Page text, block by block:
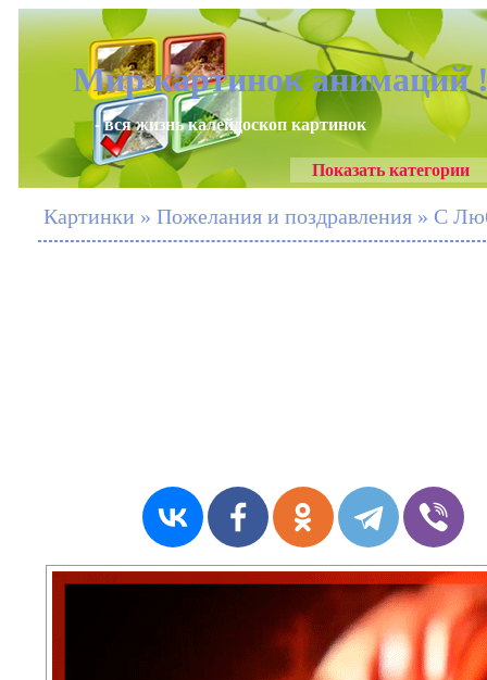
Мир картинок анимаций
- вся жизнь калейдоскоп картинок
Показать категории
Картинки » Пожелания и поздравления » С